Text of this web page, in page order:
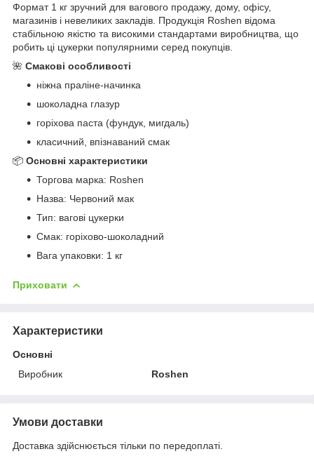
Формат 1 кг зручний для вагового продажу, дому, офісу,
магазинів і невеликих закладів. Продукція Roshen відома
стабільною якістю та високими стандартами виробництва, що
робить ці цукерки популярними серед покупців.
🌺 Смакові особливості
ніжна праліне‑начинка
шоколадна глазур
горіхова паста (фундук, мигдаль)
класичний, впізнаваний смак
📦 Основні характеристики
Торгова марка: Roshen
Назва: Червоний мак
Тип: вагові цукерки
Смак: горіхово-шоколадний
Вага упаковки: 1 кг
Приховати
Характеристики
Основні
Виробник
Roshen
Умови доставки
Доставка здійснюється тільки по передоплаті.